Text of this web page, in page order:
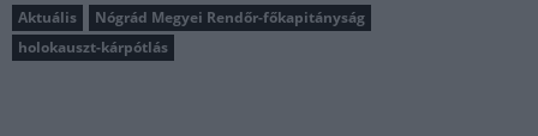
Aktuális
Nógrád Megyei Rendőr-főkapitányság
holokauszt-kárpótlás